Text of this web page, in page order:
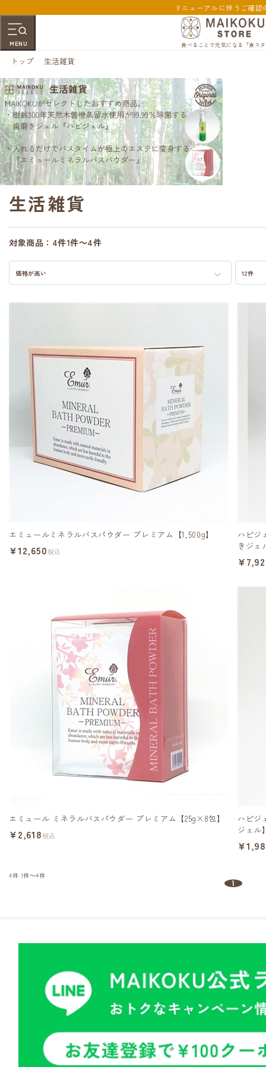
リニューアルに伴うご確認
MENU 食べることで元気になる「食ス
トップ 生活雑貨
生活雑貨
対象商品： 4件1件～4件
価格が高い 12件
エミュールミネラルバスパウダー プレミアム【1,500g】
¥12,650税込
ハピジ
きジェ
エミュール ミネラルバスパウダー プレミアム【25g×8包】
¥2,618税込
ハピジ
ジェル
4件 1件～4件
1